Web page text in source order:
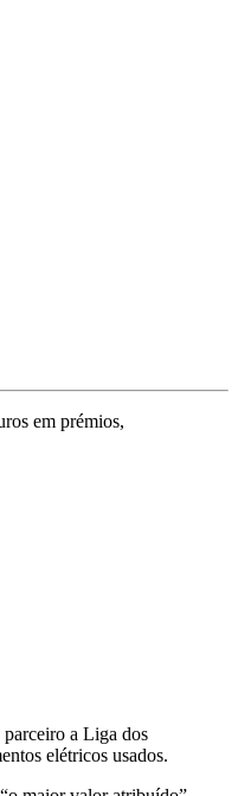
em prémios,
parceiro a Liga dos
elétricos usados.